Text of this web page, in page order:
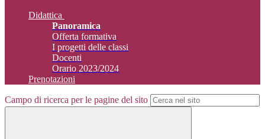
Didattica
Panoramica
Offerta formativa
I progetti delle classi
Docenti
Orario 2023/2024
Prenotazioni
Campo di ricerca per le pagine del sito